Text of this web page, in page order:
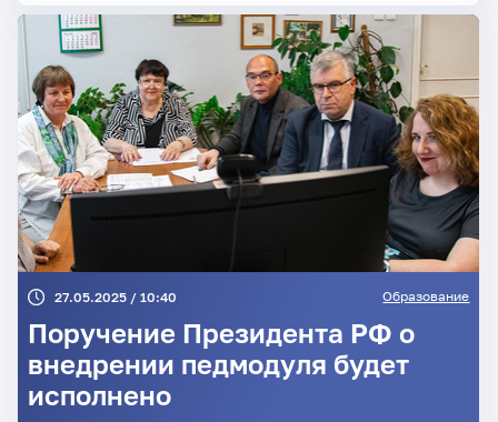
27.05.2025 / 10:40 Образование
Поручение Президента РФ о
внедрении педмодуля будет
исполнено